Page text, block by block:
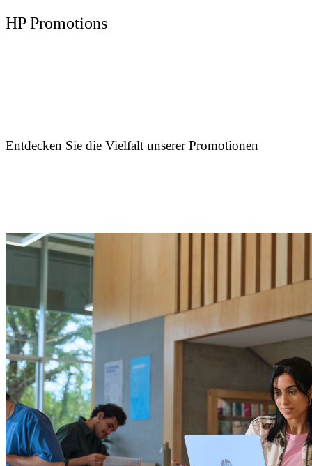
HP Promotions
Entdecken Sie die Vielfalt unserer Promotionen